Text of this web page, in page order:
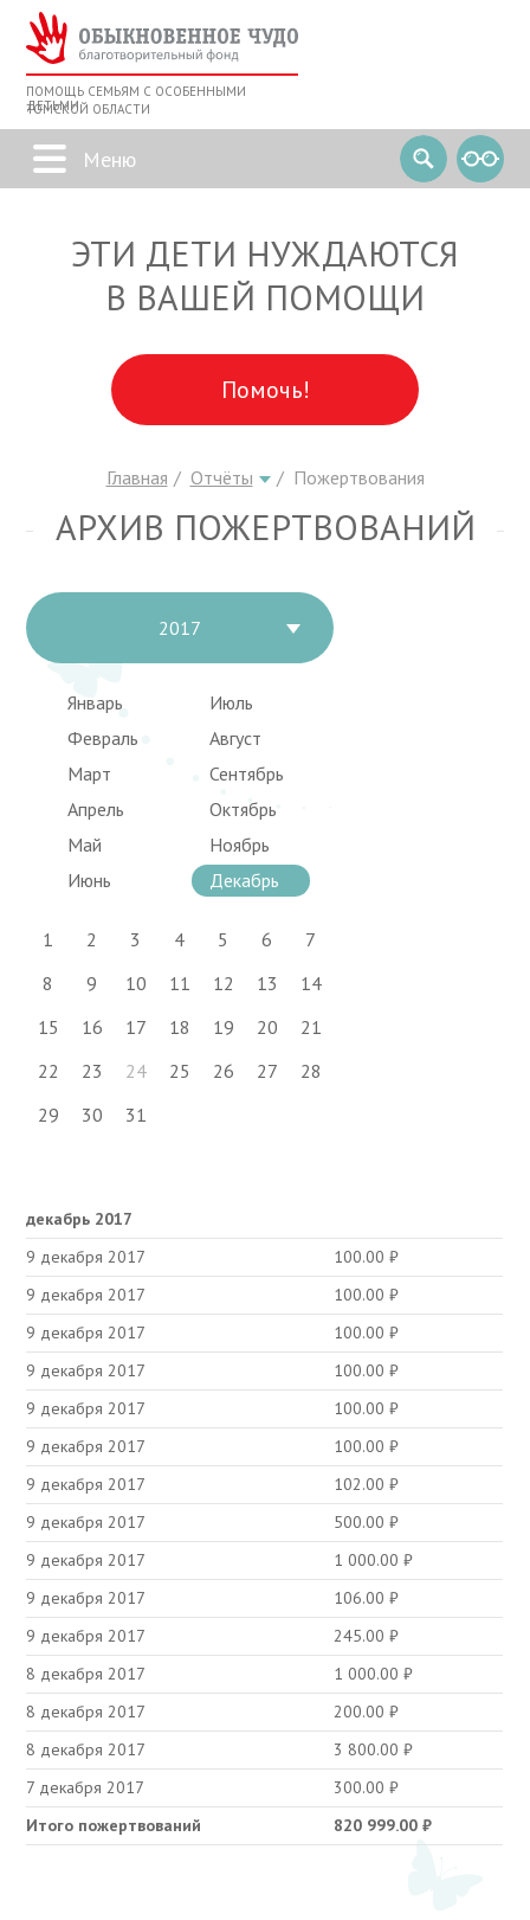
ПОМОЩЬ СЕМЬЯМ С ОСОБЕННЫМИ
ДЕТЬМИ
ТОМСКОЙ ОБЛАСТИ
ЭТИ ДЕТИ НУЖДАЮТСЯ
В ВАШЕЙ ПОМОЩИ
Помочь!
Главная Отчёты Пожертвования
АРХИВ ПОЖЕРТВОВАНИЙ
2017
Январь
Февраль
Март
Апрель
Май
Июнь
Июль
Август
Сентябрь
Октябрь
Ноябрь
Декабрь
1 2 3 4 5 6
7
8
9 10 11 12 13
14
15
16 17 18 19 20
21
22
23 24 25 26 27
28
29
30 31
декабрь 2017
9 декабря 2017
100.00₽
9 декабря 2017
100.00₽
9 декабря 2017
100.00₽
9 декабря 2017
100.00₽
9 декабря 2017
100.00₽
9 декабря 2017
100.00₽
9 декабря 2017
102.00₽
9 декабря 2017
500.00₽
9 декабря 2017
1 000.00₽
9 декабря 2017
106.00₽
9 декабря 2017
245.00₽
8 декабря 2017
1 000.00₽
8 декабря 2017
200.00₽
8 декабря 2017
3 800.00₽
7 декабря 2017
300.00₽
Итого пожертвований
820 999.00₽